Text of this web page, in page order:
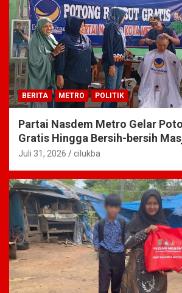
BERITA METRO POLITIK
Partai Nasdem Metro Gelar
Gratis Hingga Bersih-bersih
Juli 31, 2026 cilukba